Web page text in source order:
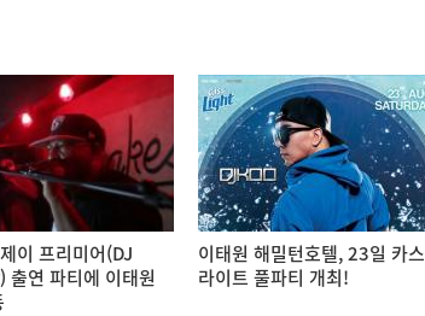
이 프리미어(DJ
연 파티에 이태원
이태원 해밀턴호텔, 23일 카스
라이트 풀파티 개최!